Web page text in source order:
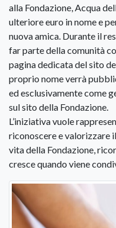
alla Fondazione, Acqua
ulteriore euro in nome e
nuova amica. Durante il
far parte della comunità
pagina dedicata del sito
proprio nome verrà
ed esclusivamente come
sul sito della Fondazione.
L’iniziativa vuole
riconoscere e valorizzare
vita della Fondazione,
cresce quando viene